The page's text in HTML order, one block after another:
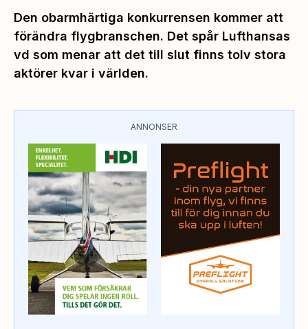
Den obarmhärtiga konkurrensen kommer att
förändra flygbranschen. Det spår Lufthansas
vd som menar att det till slut finns tolv stora
aktörer kvar i världen.
ANNONSER